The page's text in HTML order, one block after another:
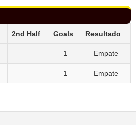
2nd Half Goals Resultado
— 1 Empate
— 1 Empate